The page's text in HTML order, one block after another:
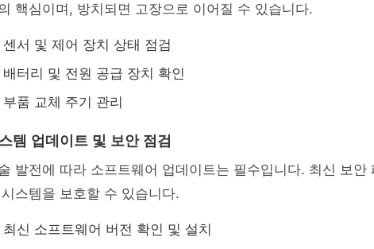
핵심이며, 방치되면 고장으로 이어질 수 있습니다.
센서 및 제어 장치 상태 점검
배터리 및 전원 공급 장치 확인
부품 교체 주기 관리
템 업데이트 및 보안 점검
발전에 따라 소프트웨어 업데이트는 필수입니다. 최신 보안
스템을 보호할 수 있습니다.
최신 소프트웨어 버전 확인 및 설치